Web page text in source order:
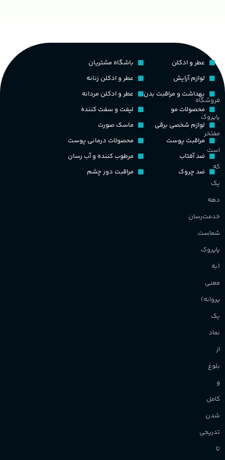
کشور مبدا برند
طبع تلخ
غلظت
اکسترکت دو پرفیوم
گروه بویایی میوه ای
مناسب برای
آقایان
میوه‌ها و مرکبات، وانیل،
فروشگاه
پاپروک
مفتخر
است
که
یک
دهه
خدمت‌رسان
شماست.
پاپروک
(به
معنی
پروانه)
یک
نماد
از
بلوغ
و
کامل
شدن
تدریجی
تا
عطر و ادکلن
لوازم آرایش
بهداشت و مراقبت بدن
محصولات مو
لوازم شخصی برقی
مراقبت پوست
ضد آفتاب
ضد چروک
باشگاه مشتریان
عطر و ادکلن زنانه
عطر و ادکلن مردانه
لیفت و سفت کننده
ماسک صورت
محصولات درمانی پوست
مرطوب کننده و آب رسان
مراقبت دور چشم